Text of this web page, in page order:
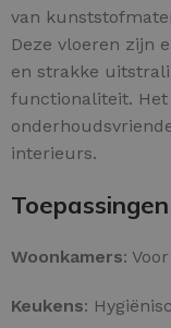
van
Deze vloeren zijn
en strakke
functionaliteit.
interieurs.
Woonkamers:
Keukens: